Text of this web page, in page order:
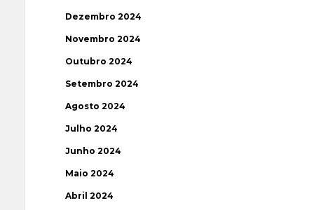
Dezembro 2024
Novembro 2024
Outubro 2024
Setembro 2024
Agosto 2024
Julho 2024
Junho 2024
Maio 2024
Abril 2024